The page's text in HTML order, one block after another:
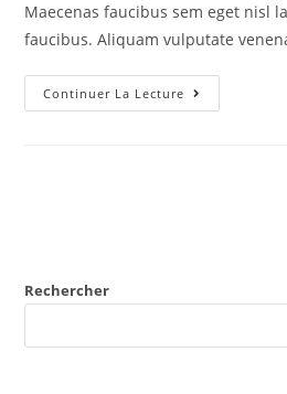
Maecenas faucibus sem eget nisl
faucibus. Aliquam vulputate
Continuer La Lecture
Rechercher